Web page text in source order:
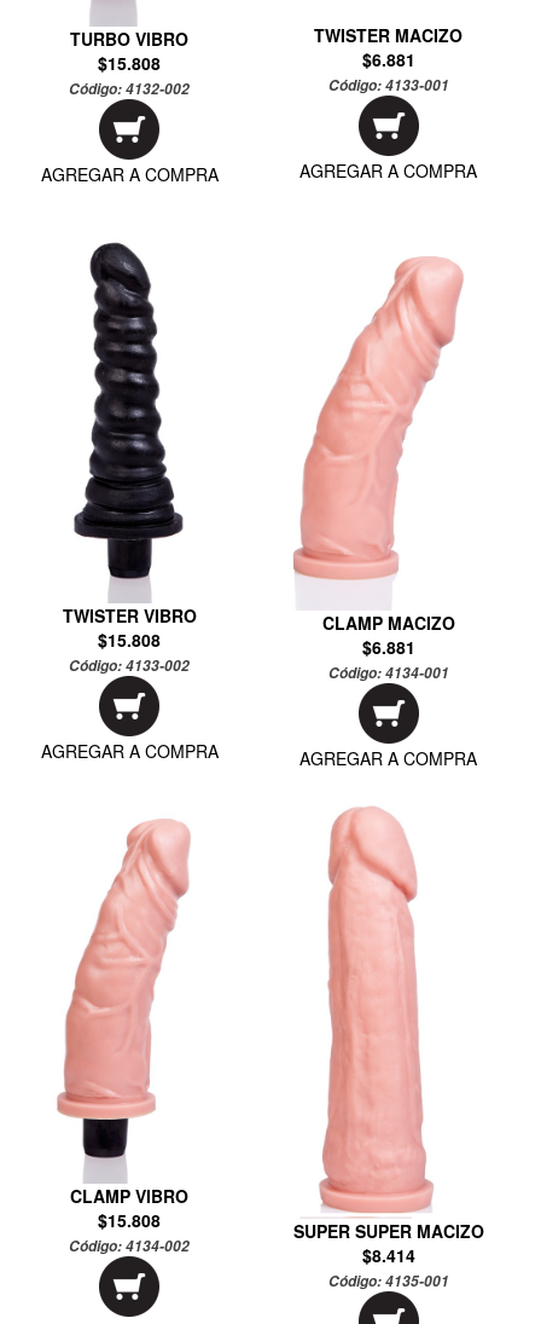
TURBO VIBRO
$15.808
Código:4132-002
AGREGAR A COMPRA
TWISTER MACIZO
$6.881
Código:4133-001
AGREGAR A COMPRA
TWISTER VIBRO
$15.808
Código:4133-002
AGREGAR A COMPRA
CLAMP MACIZO
$6.881
Código:4134-001
AGREGAR A COMPRA
CLAMP VIBRO
$15.808
Código:4134-002
SUPER SUPER MACIZO
$8.414
Código:4135-001